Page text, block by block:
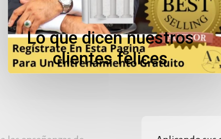
Lo que dicen nuestros
clientes felices